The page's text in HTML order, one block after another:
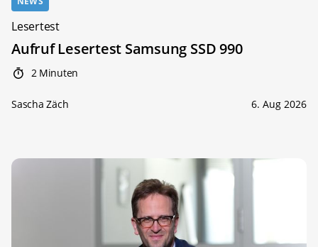
Lesertest
Aufruf Lesertest Samsung SSD 990
2 Minuten
Sascha Zäch 6. Aug 2026